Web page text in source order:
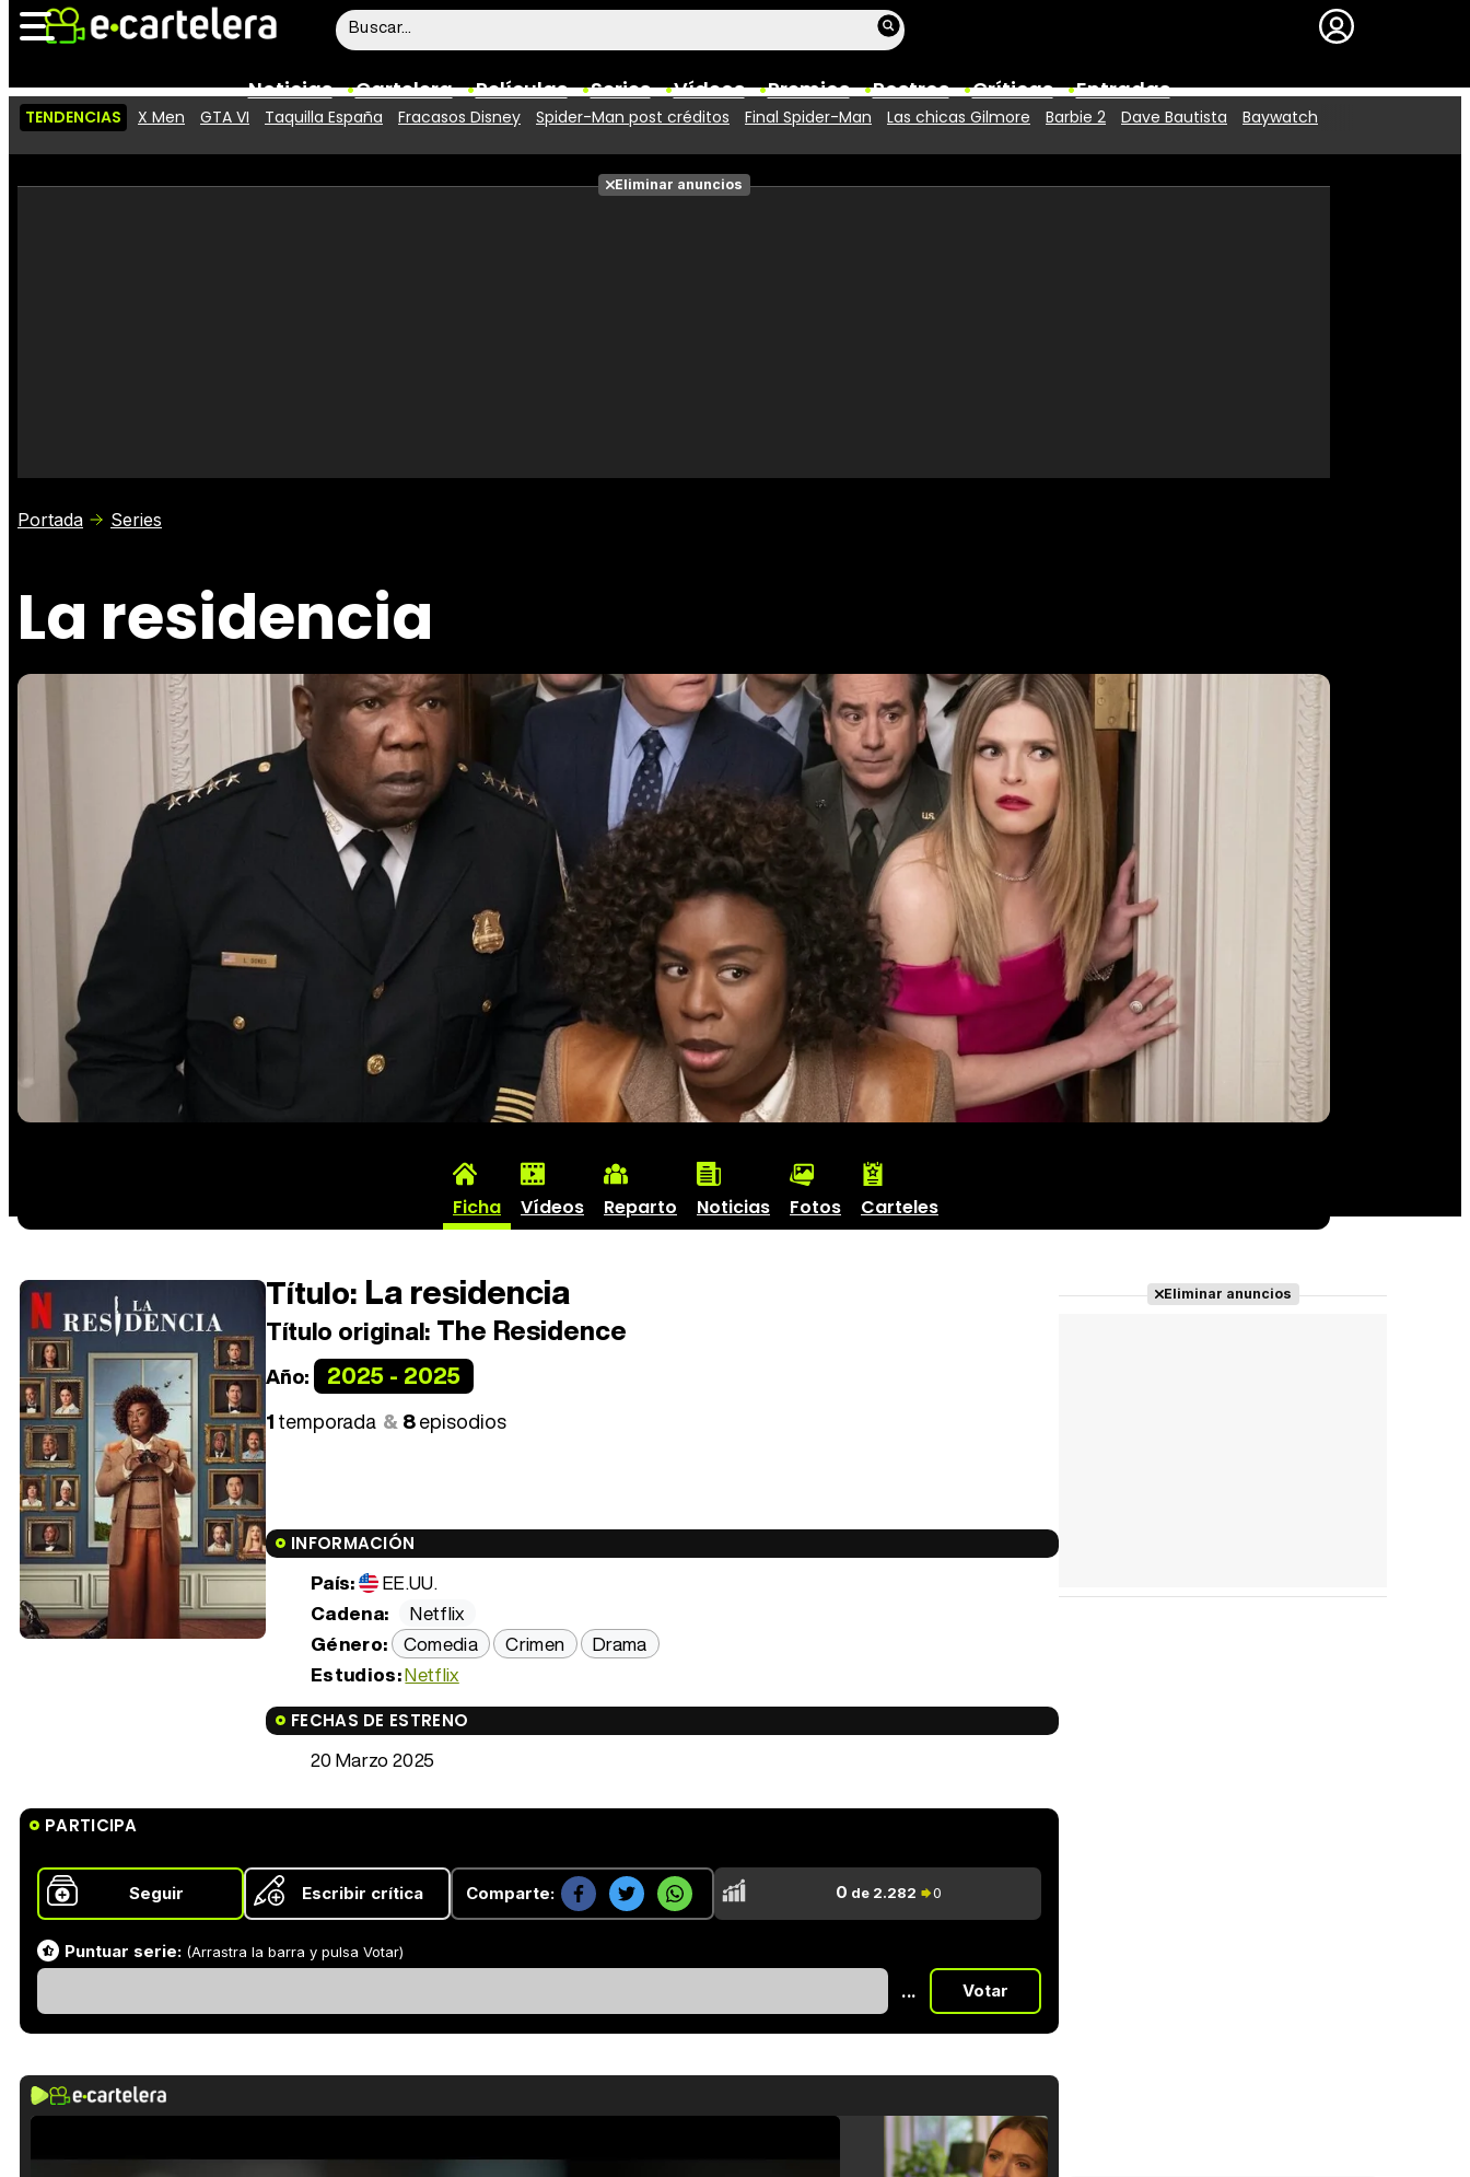
Noticias Cartelera Películas Series Vídeos Premios Rostros Críticas Entradas
Vídeos
Taquilla Fotos
Premios
TENDENCIAS X Men GTA VI Taquilla España Fracasos Disney Spider-Man post créditos Final Spider-Man Las chicas Gilmore Barbie 2 Dave Bautista Baywatch
Eliminar anuncios
Portada Series
La residencia
Ficha Vídeos Reparto Noticias Fotos Carteles
Título: La residencia
Título original: The Residence
Año: 2025 - 2025
1temporada 8episodios
INFORMACIÓN
País:
EE.UU.
Cadena:
Netflix
Género: Comedia Crimen
Drama
Estudios:Netflix
FECHAS DE ESTRENO
20 Marzo 2025
PARTICIPA
Seguir Escribir crítica Comparte: 0 de 2.282 0
Puntuar serie: (Arrastra la barra y pulsa Votar)
... Votar
Eliminar anuncios